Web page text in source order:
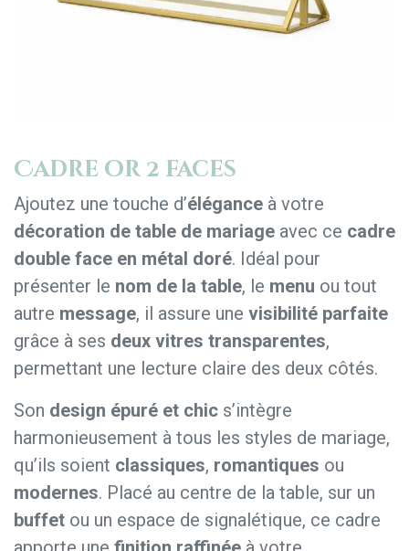
Cadre or 2 faces
Ajoutez une touche d’élégance à votre
décoration de table de mariage avec ce cadre
double face en métal doré. Idéal pour
présenter le nom de la table, le menu ou tout
autre message, il assure une visibilité parfaite
grâce à ses deux vitres transparentes,
permettant une lecture claire des deux côtés.
Son design épuré et chic s’intègre
harmonieusement à tous les styles de mariage,
qu’ils soient classiques, romantiques ou
modernes. Placé au centre de la table, sur un
buffet ou un espace de signalétique, ce cadre